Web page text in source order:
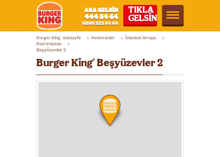
Burger
King®
TIKLA
GELSİN
Burger King® Anasayfa > Restoranlar > İstanbul Avrupa
>
Bayrampaşa
>
Beşyüzevler 2
Burger King® Beşyüzevler 2